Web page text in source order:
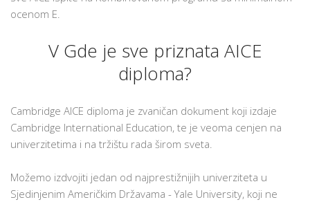
ocenom E.
V Gde je sve priznata AICE
diploma?
Cambridge AICE diploma je zvaničan dokument koji izdaje
Cambridge International Education, te je veoma cenjen na
univerzitetima i na tržištu rada širom sveta.
Možemo izdvojiti jedan od najprestižnijih univerziteta u
Sjedinjenim Američkim Državama - Yale University, koji ne